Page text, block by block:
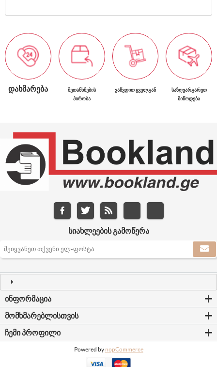
ᲓᲐᲮᲛᲐᲠᲔᲑᲐ
ᲨᲔᲗᲐᲜᲮᲛᲔᲑᲘᲡ
ᲞᲘᲠᲝᲑᲐ
ᲕᲐᲬᲕᲓᲘᲗ ᲧᲕᲔᲚᲒᲐᲜ
ᲡᲐᲖᲦᲕᲐᲠᲒᲐᲠᲔᲗ
ᲛᲘᲬᲝᲓᲔᲑᲐ
ᲡᲘᲐᲮᲚᲔᲔᲑᲘᲡ ᲒᲐᲛᲝᲬᲔᲠᲐ
ᲘᲜᲤᲝᲠᲛᲐᲪᲘᲐ
ᲛᲝᲛᲮᲛᲐᲠᲔᲑᲚᲘᲡᲗᲕᲘᲡ
ᲩᲔᲛᲘ ᲞᲠᲝᲤᲘᲚᲘ
Powered by nopCommerce